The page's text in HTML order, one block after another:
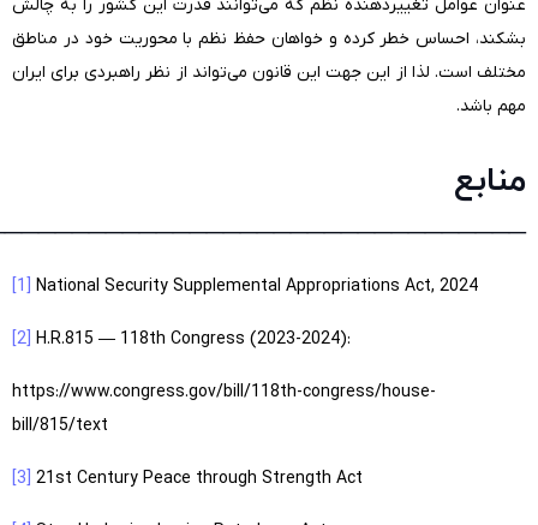
عنوان عوامل تغییردهنده نظم که می‌توانند قدرت این کشور را به چالش
بشکند، احساس خطر کرده و خواهان حفظ نظم با محوریت خود در مناطق
مختلف است. لذا از این جهت این قانون می‌تواند از نظر راهبردی برای ایران
مهم باشد.
منابع
[1] National Security Supplemental Appropriations Act, 2024
[2] H.R.815 — 118th Congress (2023-2024):
https://www.congress.gov/bill/118th-congress/house-
bill/815/text
[3] 21st Century Peace through Strength Act